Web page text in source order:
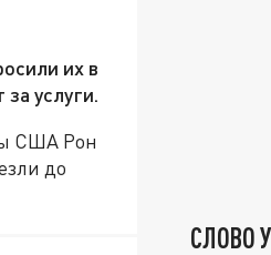
их в
услуги.
США Рон
до
СЛОВО